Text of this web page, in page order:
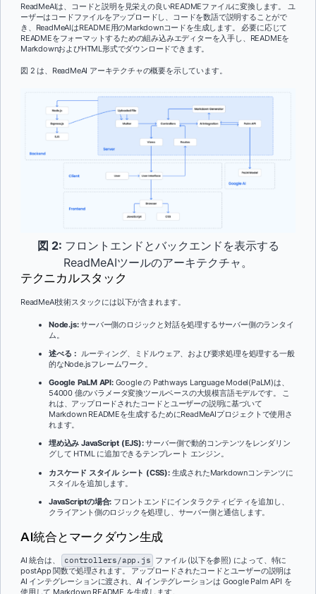
ReadMeAIは、コードと説明を見栄えの良いREADMEファイルに変換します。 ユ
ーザーはコードファイルをアップロードし、コードを数語で説明することがで
き、ReadMeAIはREADME用のMarkdownコードを生成します。 必要に応じて
READMEをフォーマットするための組み込みエディターを入手し、READMEを
MarkdownおよびHTML形式でダウンロードできます。
図 2 は、ReadMeAI アーキテクチャの概要を示しています。
図 2: フロントエンドとバックエンドを表示する
ReadMeAIツールのアーキテクチャ。
テクニカルスタック
ReadMeAI技術スタックには以下が含まれます。
Node.js:サーバー側のロジックと対話を処理するサーバー側のランタイ
ム。
述べる： ルーティング、ミドルウェア、および要求処理を処理する一般
的なNode.jsフレームワーク。
Google PaLM API: Google の Pathways Language Model(PaLM)は、
54000 億のパラメータ変換ツールベースの大規模言語モデルです。 こ
れは、アップロードされたコードとユーザーの説明に基づいて
Markdown READMEを生成するためにReadMeAIプロジェクトで使用さ
れます。
埋め込み JavaScript (EJS):サーバー側で動的コンテンツをレンダリン
グして HTML に追加できるテンプレート エンジン。
カスケード スタイル シート (CSS):生成されたMarkdownコンテンツに
スタイルを追加します。
JavaScriptの場合: フロントエンドにインタラクティビティを追加し、
クライアント側のロジックを処理し、サーバー側と通信します。
AI統合とマークダウン生成
AI 統合は、 controllers/app.js ファイル (以下を参照) によって、特に
postApp 関数で処理されます。 アップロードされたコードとユーザーの説明は
AI インテグレーションに渡され、AI インテグレーションは Google Palm API を